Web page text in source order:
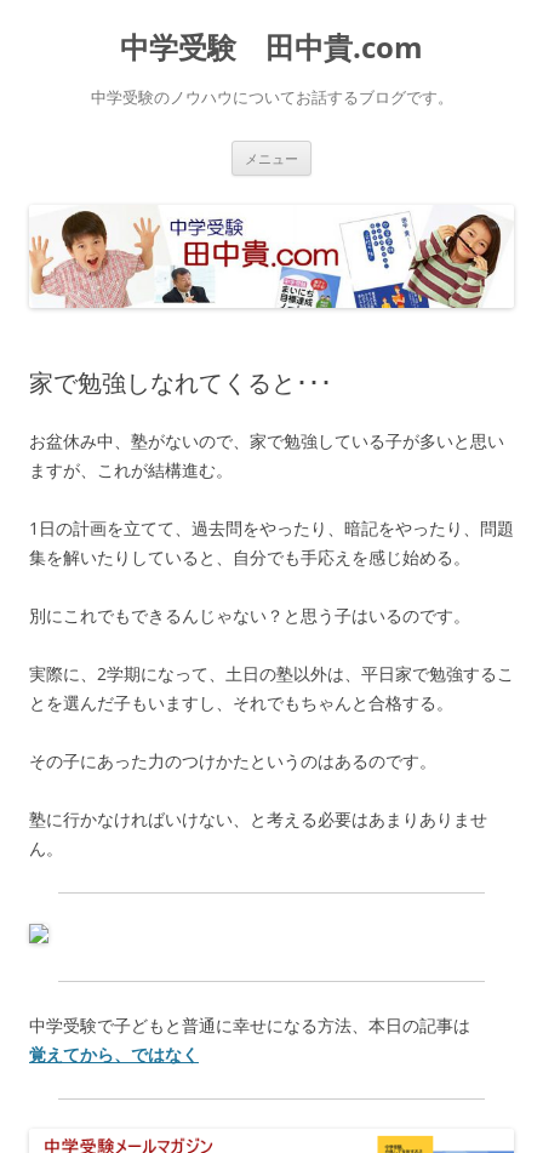
中学受験 田中貴.com
中学受験のノウハウについてお話するブログです。
メニュー
ス
キ
ッ
プ
家で勉強しなれてくると･･･
お盆休み中、塾がないので、家で勉強している子が多いと思い
ますが、これが結構進む。
1日の計画を立てて、過去問をやったり、暗記をやったり、問題
集を解いたりしていると、自分でも手応えを感じ始める。
別にこれでもできるんじゃない？と思う子はいるのです。
実際に、2学期になって、土日の塾以外は、平日家で勉強するこ
とを選んだ子もいますし、それでもちゃんと合格する。
その子にあった力のつけかたというのはあるのです。
塾に行かなければいけない、と考える必要はあまりありませ
ん。
中学受験で子どもと普通に幸せになる方法、本日の記事は
覚えてから、ではなく